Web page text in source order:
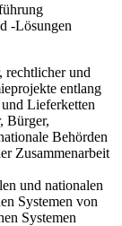
-Lösungen
rechtlicher und
entlang
Lieferketten
Bürger,
Behörden
Zusammenarbeit
und nationalen
Systemen von
Systemen